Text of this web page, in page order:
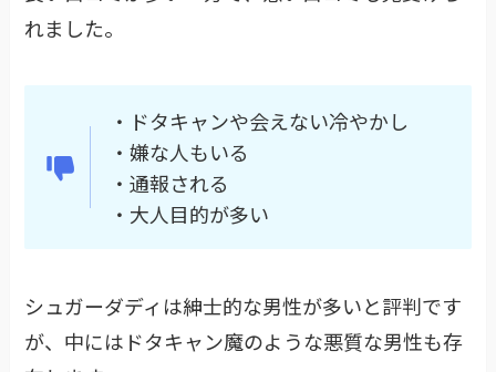
れました。
・ドタキャンや会えない冷やかし
・嫌な人もいる
・通報される
・大人目的が多い
シュガーダディは紳士的な男性が多いと評判です
が、中にはドタキャン魔のような悪質な男性も存